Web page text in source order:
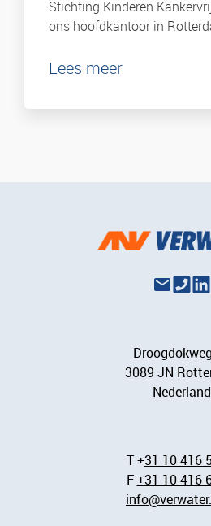
Stichting Kinderen
ons hoofdkantoor in
Lees meer
3089 JN
Nederland
T +31 10 416
F+31 10 416